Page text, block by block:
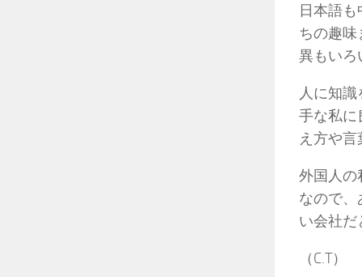
日本語
ちの趣
異もいろ
人に知
手な私に
え方や
外国人の
なので
い会社だ
（C.T）